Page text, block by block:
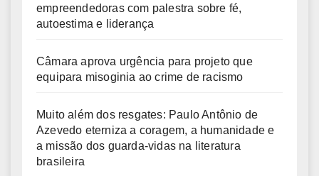
empreendedoras com palestra sobre fé,
autoestima e liderança
Câmara aprova urgência para projeto que
equipara misoginia ao crime de racismo
Muito além dos resgates: Paulo Antônio de
Azevedo eterniza a coragem, a humanidade e
a missão dos guarda-vidas na literatura
brasileira